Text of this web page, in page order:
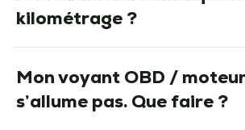
kilométrage ?
Mon voyant OBD /
s’allume pas. Que faire ?